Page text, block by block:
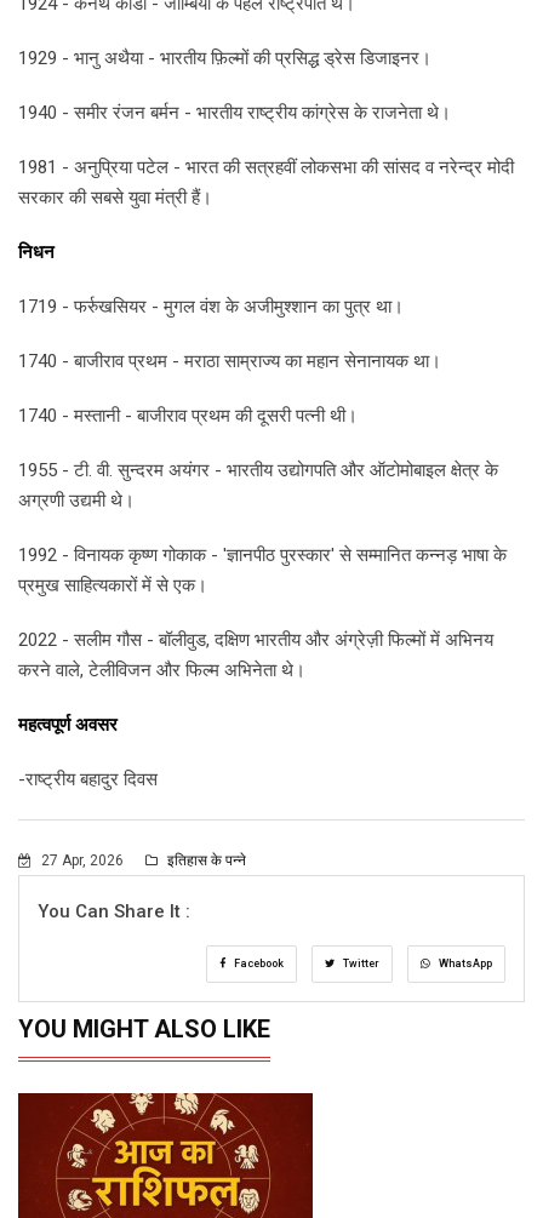
1929 - भानु अथैया - भारतीय फ़िल्मों की प्रसिद्ध ड्रेस डिजाइनर।
1940 - समीर रंजन बर्मन - भारतीय राष्ट्रीय कांग्रेस के राजनेता थे।
1981 - अनुप्रिया पटेल - भारत की सत्रहवीं लोकसभा की सांसद व नरेन्द्र मोदी
सरकार की सबसे युवा मंत्री हैं।
निधन
1719 - फर्रुखसियर - मुगल वंश के अजीमुश्शान का पुत्र था।
1740 - बाजीराव प्रथम - मराठा साम्राज्य का महान सेनानायक था।
1740 - मस्तानी - बाजीराव प्रथम की दूसरी पत्नी थी।
1955 - टी. वी. सुन्दरम अयंगर - भारतीय उद्योगपति और ऑटोमोबाइल क्षेत्र के
अग्रणी उद्यमी थे।
1992 - विनायक कृष्ण गोकाक - 'ज्ञानपीठ पुरस्कार' से सम्मानित कन्नड़ भाषा के
प्रमुख साहित्यकारों में से एक।
2022 - सलीम गौस - बॉलीवुड, दक्षिण भारतीय और अंग्रेज़ी फिल्मों में अभिनय
करने वाले, टेलीविजन और फिल्म अभिनेता थे।
महत्वपूर्ण अवसर
-राष्ट्रीय बहादुर दिवस
27 Apr, 2026 इतिहास के पन्ने
You Can Share It :
Facebook Twitter WhatsApp
YOU MIGHT ALSO LIKE